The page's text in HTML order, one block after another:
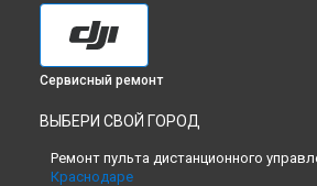
Сервисный ремонт
ВЫБЕРИ СВОЙ ГОРОД
Ремонт пульта дистанционного
Краснодаре